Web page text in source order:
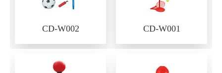
CD-W002 CD-W001